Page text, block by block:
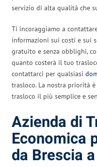
servizio di alta qualità che
Ti incoraggiamo a
informazioni sui costi e sui
gratuito e senza obblighi,
quanto costerà il tuo
contattarci per qualsiasi
trasloco. La nostra priorità
trasloco il più semplice e
Azienda di
Economica
da Brescia